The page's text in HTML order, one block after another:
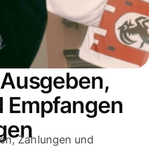
Empfangen
Zahlungen und